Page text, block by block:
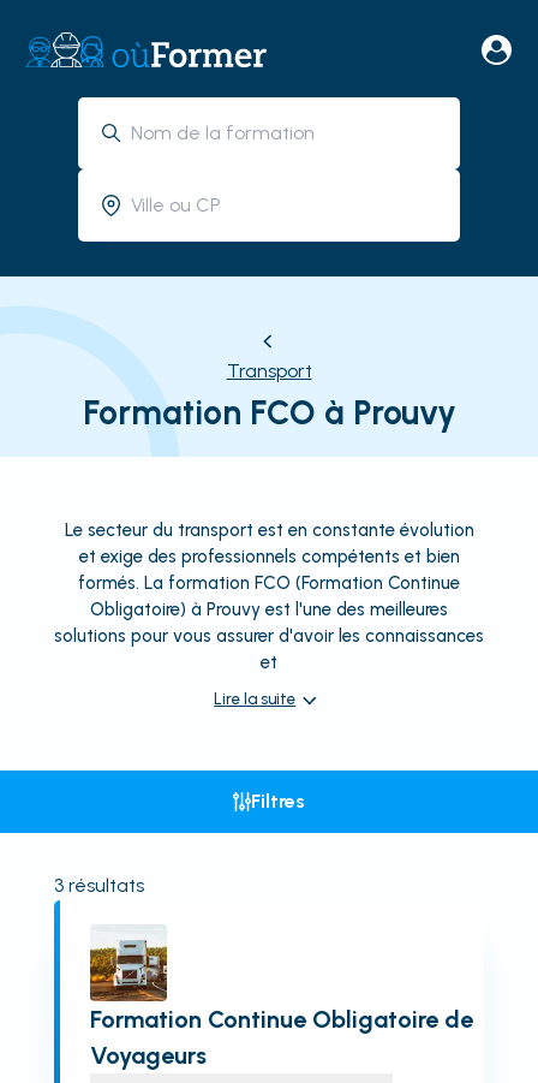
Transport
Formation FCO à Prouvy
Le secteur du transport est en constante évolution
et exige des professionnels compétents et bien
formés. La formation FCO (Formation Continue
Obligatoire) à Prouvy est l'une des meilleures
solutions pour vous assurer d'avoir les connaissances
et
Lire la suite
Filtres
3résultats
Formation Continue Obligatoire de
Voyageurs